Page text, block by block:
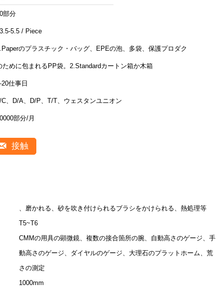
部分
5.5 / Piece
のプラスチック・バッグ、EPEの泡、多袋、保護プロダクト
ために包まれるPP袋。2.Standardカートン箱か木箱
20仕事日
C、D/A、D/P、T/T、ウェスタンユニオン
部分/月
接触
、磨かれる、砂を吹き付けられるブラシをかけられる、熱処理等
T5~T6
CMMの用具の顕微鏡、複数の接合箇所の腕、自動高さのゲージ、手
動高さのゲージ、ダイヤルのゲージ、大理石のプラットホーム、荒
さの測定
1000mm